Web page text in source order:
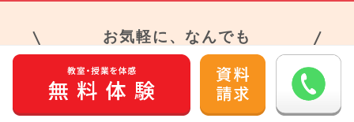
お気軽に、なんでも
お問い合わせください！
個別指導塾のスクールIE 国内外1,200教室以上
（2026年2月末時点）